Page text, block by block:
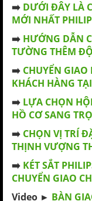
➡️ DƯỚI ĐÂY LÀ
MỚI NHẤT
➡️ HƯỚNG DẪN
TƯỜNG THÊM
➡️ CHUYỂN
KHÁCH HÀNG
➡️ LỰA CHỌN
HỒ CƠ SANG
➡️ CHỌN VỊ TRÍ
THỊNH VƯỢNG
➡️ KÉT SẮT
CHUYỂN GIAO
Video ► BÀN